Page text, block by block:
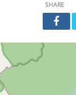
SHARE